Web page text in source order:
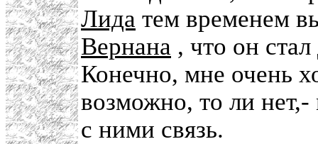
Лида тем временем
Вернана , что он
Конечно, мне очень
возможно, то ли нет,-
с ними связь.